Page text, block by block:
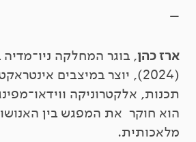
–
ארז כהן, בוגר המחלקה
(2024), יוצר במיצבים
תכנות, אלקטרוניקה
הוא חוקר את המפגש בין
מלאכותית.